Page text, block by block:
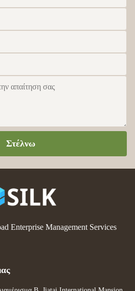
Στέλνω
Enterprise Management Services